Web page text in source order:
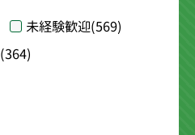
未経験歓迎(569)
(364)